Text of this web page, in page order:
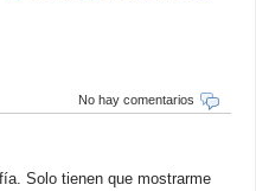
No hay comentarios
Solo tienen que mostrarme